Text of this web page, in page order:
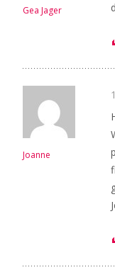
Gea Jager
Joanne